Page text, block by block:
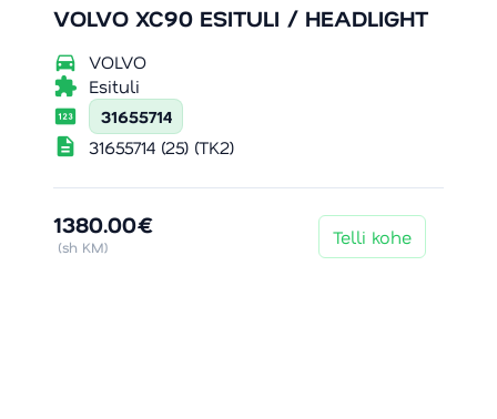
VOLVO XC90 ESITULI / HEADLIGHT
directions_car VOLVO
extension Esituli
pin 31655714
description 31655714 (25) (TK2)
1380.00€
(sh KM) Telli kohe